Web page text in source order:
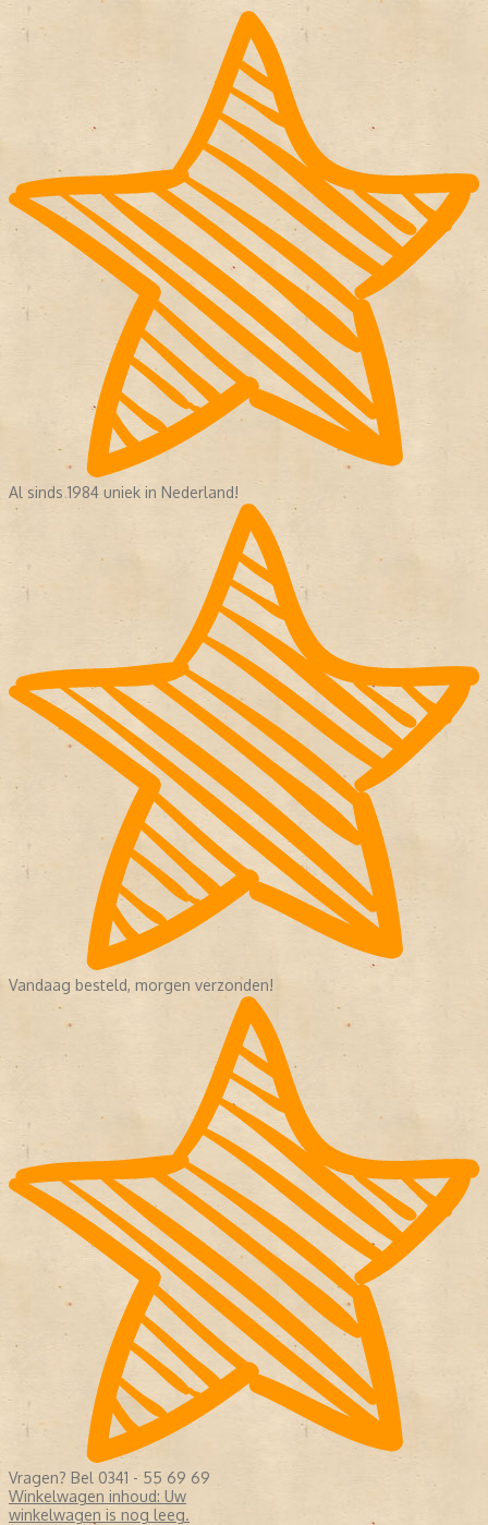
Al sinds 1984 uniek in Nederland!
Vandaag besteld, morgen verzonden!
Vragen? Bel 0341 - 55 69 69
Winkelwagen inhoud: Uw
winkelwagen is nog leeg.